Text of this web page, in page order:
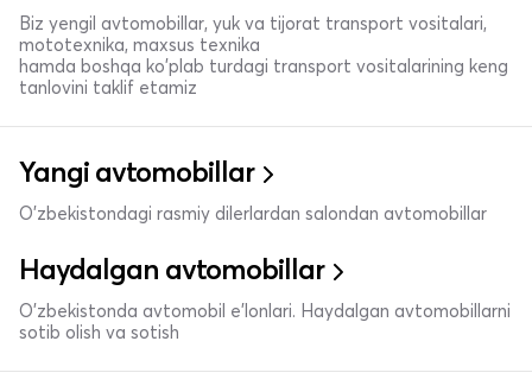
Biz yengil avtomobillar, yuk va tijorat transport vositalari,
mototexnika, maxsus texnika
hamda boshqa ko'plab turdagi transport vositalarining keng
tanlovini taklif etamiz
Yangi avtomobillar
O'zbekistondagi rasmiy dilerlardan salondan avtomobillar
Haydalgan avtomobillar
O'zbekistonda avtomobil e’lonlari. Haydalgan avtomobillarni
sotib olish va sotish